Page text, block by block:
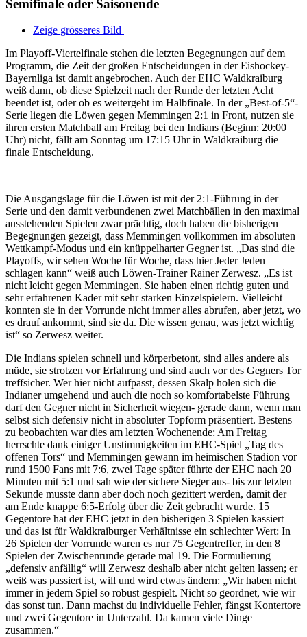
Semifinale oder Saisonende
Zeige grösseres Bild
Im Playoff-Viertelfinale stehen die letzten Begegnungen auf dem
Programm, die Zeit der großen Entscheidungen in der Eishockey-
Bayernliga ist damit angebrochen. Auch der EHC Waldkraiburg
weiß dann, ob diese Spielzeit nach der Runde der letzten Acht
beendet ist, oder ob es weitergeht im Halbfinale. In der „Best-of-5“-
Serie liegen die Löwen gegen Memmingen 2:1 in Front, nutzen sie
ihren ersten Matchball am Freitag bei den Indians (Beginn: 20:00
Uhr) nicht, fällt am Sonntag um 17:15 Uhr in Waldkraiburg die
finale Entscheidung.
Die Ausgangslage für die Löwen ist mit der 2:1-Führung in der
Serie und den damit verbundenen zwei Matchbällen in den maximal
ausstehenden Spielen zwar prächtig, doch haben die bisherigen
Begegnungen gezeigt, dass Memmingen vollkommen im absoluten
Wettkampf-Modus und ein knüppelharter Gegner ist. „Das sind die
Playoffs, wir sehen Woche für Woche, dass hier Jeder Jeden
schlagen kann“ weiß auch Löwen-Trainer Rainer Zerwesz. „Es ist
nicht leicht gegen Memmingen. Sie haben einen richtig guten und
sehr erfahrenen Kader mit sehr starken Einzelspielern. Vielleicht
konnten sie in der Vorrunde nicht immer alles abrufen, aber jetzt, wo
es drauf ankommt, sind sie da. Die wissen genau, was jetzt wichtig
ist“ so Zerwesz weiter.
Die Indians spielen schnell und körperbetont, sind alles andere als
müde, sie strotzen vor Erfahrung und sind auch vor des Gegners Tor
treffsicher. Wer hier nicht aufpasst, dessen Skalp holen sich die
Indianer umgehend und auch die noch so komfortabelste Führung
darf den Gegner nicht in Sicherheit wiegen- gerade dann, wenn man
selbst sich defensiv nicht in absoluter Topform präsentiert. Bestens
zu beobachten war dies am letzten Wochenende: Am Freitag
herrschte dank einiger Unstimmigkeiten im EHC-Spiel „Tag des
offenen Tors“ und Memmingen gewann im heimischen Stadion vor
rund 1500 Fans mit 7:6, zwei Tage später führte der EHC nach 20
Minuten mit 5:1 und sah wie der sichere Sieger aus- bis zur letzten
Sekunde musste dann aber doch noch gezittert werden, damit der
am Ende knappe 6:5-Erfolg über die Zeit gebracht wurde. 15
Gegentore hat der EHC jetzt in den bisherigen 3 Spielen kassiert
und das ist für Waldkraiburger Verhältnisse ein schlechter Wert: In
26 Spielen der Vorrunde waren es nur 75 Gegentreffer, in den 8
Spielen der Zwischenrunde gerade mal 19. Die Formulierung
„defensiv anfällig“ will Zerwesz deshalb aber nicht gelten lassen; er
weiß was passiert ist, will und wird etwas ändern: „Wir haben nicht
immer in jedem Spiel so robust gespielt. Nicht so geordnet, wie wir
das sonst tun. Dann machst du individuelle Fehler, fängst Kontertore
und zwei Gegentore in Unterzahl. Da kamen viele Dinge
zusammen.“